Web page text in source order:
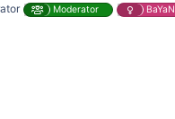
Moderator BaYaN